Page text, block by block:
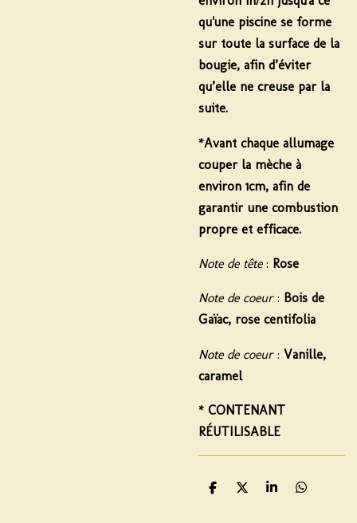
qu'une piscine se forme
sur toute la surface de la
bougie, afin d’éviter
qu’elle ne creuse par la
suite.
*Avant chaque allumage
couper la mèche à
environ 1cm, afin de
garantir une combustion
propre et efficace.
Note de tête: Rose
Note de coeur: Bois de
Gaïac, rose centifolia
Note de coeur: Vanille,
caramel
* CONTENANT
RÉUTILISABLE
P
P
P
P